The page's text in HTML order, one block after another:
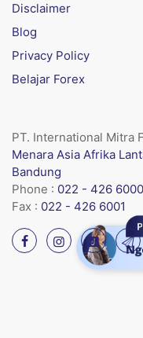
Disclaimer
Blog
Privacy Policy
Belajar Forex
PT. International Mitra
Menara Asia Afrika
Bandung
Phone : 022 - 426 6000
Fax : 022 - 426 6001